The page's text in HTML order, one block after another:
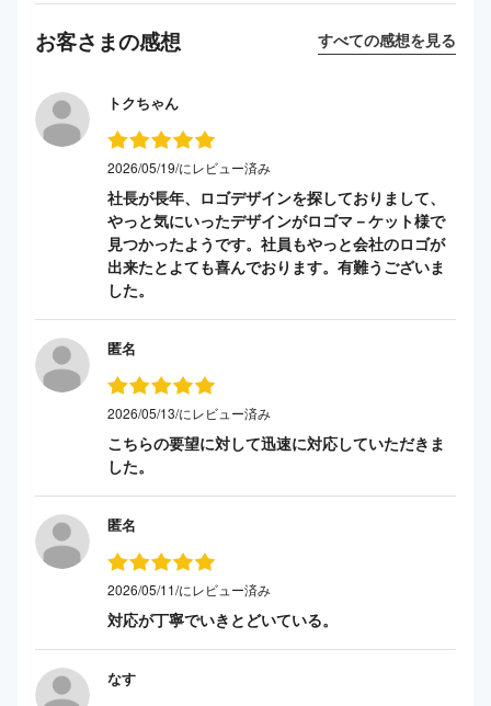
お客さまの感想 すべての感想を見る
トクちゃん
2026/05/19/にレビュー済み
社長が長年、ロゴデザインを探しておりまして、
やっと気にいったデザインがロゴマ－ケット様で
見つかったようです。社員もやっと会社のロゴが
出来たとよても喜んでおります。有難うございま
した。
匿名
2026/05/13/にレビュー済み
こちらの要望に対して迅速に対応していただきま
した。
匿名
2026/05/11/にレビュー済み
対応が丁寧でいきとどいている。
なす